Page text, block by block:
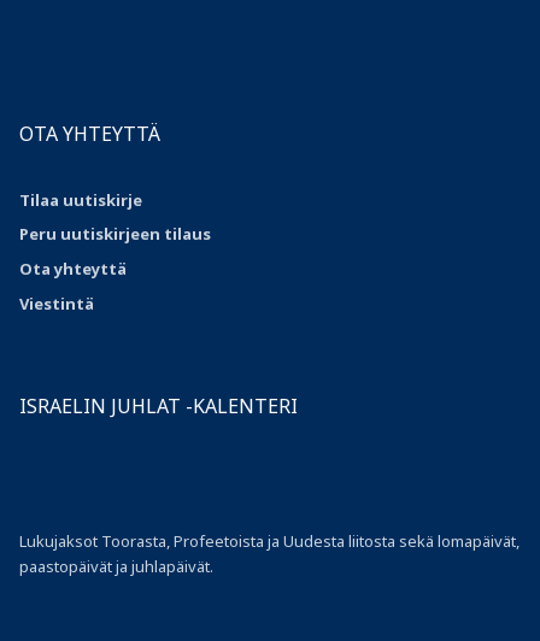
OTA YHTEYTTÄ
Tilaa uutiskirje
Peru uutiskirjeen tilaus
Otayhteyttä
Viestintä
ISRAELIN JUHLAT -KALENTERI
Lukujaksot Toorasta, Profeetoista ja Uudesta liitosta sekä lomapäivät,
paastopäivät ja juhlapäivät.